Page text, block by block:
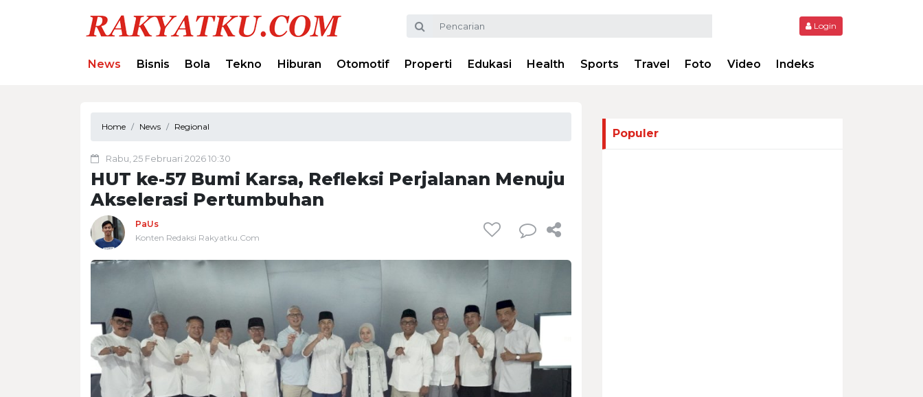
Login
News Bisnis Bola Tekno Hiburan Otomotif Properti Edukasi Health Sports Travel Foto Video Indeks
Home News Regional
Rabu, 25 Februari 2026 10:30
HUT ke-57 Bumi Karsa, Refleksi Perjalanan Menuju
Akselerasi Pertumbuhan
PaUs
Konten Redaksi Rakyatku.Com
Populer